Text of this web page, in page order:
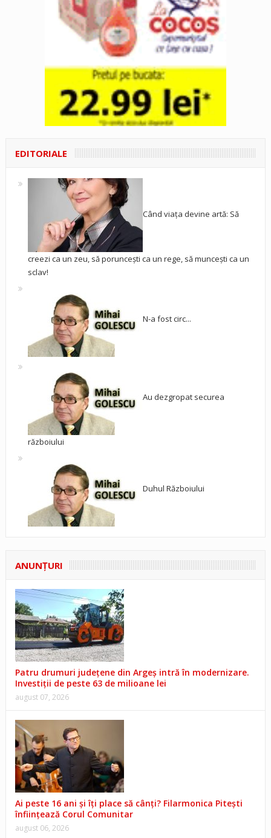
EDITORIALE
Când viața devine artă: Să
creezi ca un zeu, să poruncești ca un rege, să muncești ca un
sclav!
N-a fost circ...
Au dezgropat securea
războiului
Duhul Războiului
ANUNŢURI
Patru drumuri județene din Argeș intră în modernizare.
Investiții de peste 63 de milioane lei
august 07, 2026
Ai peste 16 ani și îți place să cânți? Filarmonica Pitești
înființează Corul Comunitar
august 06, 2026